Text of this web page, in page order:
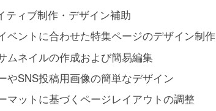
ティブ制作・デザイン補助
ベントに合わせた特集ページのデザイン制作
ムネイルの作成および簡易編集
やSNS投稿用画像の簡単なデザイン
マットに基づくページレイアウトの調整